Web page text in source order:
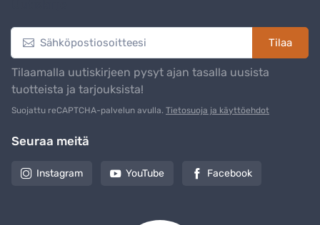
Tilaa
Tilaamalla uutiskirjeen pysyt ajan tasalla uusista
tuotteista ja tarjouksista!
Suojattu reCAPTCHA-palvelun avulla. Tietosuoja ja käyttöehdot
Seuraa meitä
Instagram YouTube Facebook